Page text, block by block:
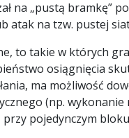
na „pustą bramkę”
atak na tzw. pustej
to takie w których
osiągnięcia
ma możliwość
(np.
pojedynczym